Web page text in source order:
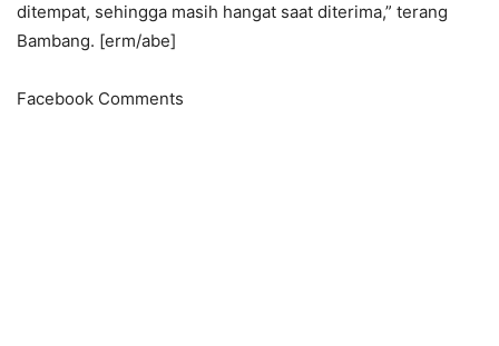
ditempat, sehingga masih hangat saat diterima,” terang
Bambang. [erm/abe]
Facebook Comments